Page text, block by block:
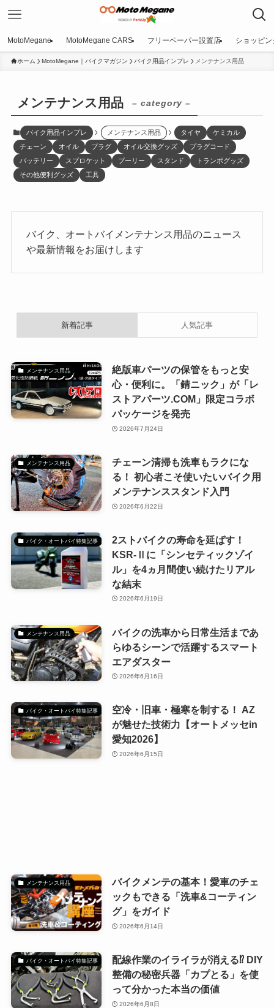
MotoMegane MotoMegane CARS フリーペーパー設置店 ショッピン
ホーム MotoMegane｜バイクマガジン バイク用品インプレ メンテナンス用品
メンテナンス用品 – category –
バイク用品インプレ メンテナンス用品 タイヤ
ケミカル
チェーン
オイル プラグ オイル交換グッズ
プラグコード
バッテリー
スプロケット プーリー スタンド
トランポグッズ
その他便利グッズ
工具
バイク、オートバイメンテナンス用品のニュース
や最新情報をお届けします
新着記事 人気記事
メンテナンス用品
絶版車パーツの保管をもっと安
心・便利に。「錆ニック」が「レ
ストアパーツ.COM」限定コラボ
パッケージを発売
2026年7月24日
メンテナンス用品
チェーン清掃も洗車もラクにな
る！ 初心者こそ使いたいバイク用
メンテナンススタンド入門
2026年6月22日
バイク・オートバイ特集記事
2ストバイクの寿命を延ばす！
KSR-Ⅱに「シンセティックゾイ
ル」を4ヵ月間使い続けたリアル
な結末
2026年6月19日
メンテナンス用品
バイクの洗車から日常生活まであ
らゆるシーンで活躍するスマート
エアダスター
2026年6月16日
バイク・オートバイ特集記事
空冷・旧車・極寒を制する！ AZ
が魅せた技術力【オートメッセin
愛知2026】
2026年6月15日
メンテナンス用品
バイクメンテの基本！愛車のチェ
ックもできる「洗車&コーティン
グ」をガイド
2026年6月14日
バイク・オートバイ特集記事
配線作業のイライラが消える⁉ DIY
整備の秘密兵器「カプとる」を使
って分かった本当の価値
2026年6月8日